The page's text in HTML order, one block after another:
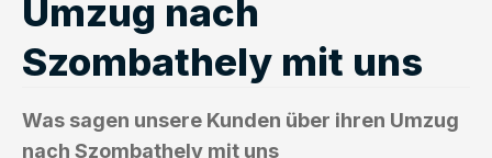
Umzug nach
Szombathely mit uns
Was sagen unsere Kunden über ihren Umzug
nach Szombathely mit uns